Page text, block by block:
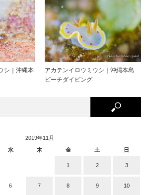
シ｜沖縄本
アカテンイロウミウシ｜沖縄本島
ビーチダイビング
2019年11月
水 木 金 土 日
1 2 3
6 7 8 9 10